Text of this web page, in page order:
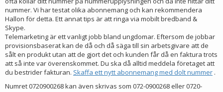
nummer. Vi har testat olika abonnemang och kan rekommendera
Hallon för detta. Ett annat tips är att ringa via mobilt bredband &
Skype.
Telemarketing är ett vanligt jobb bland ungdomar. Eftersom de jobbar
provisionsbaserat kan de då och då säga till sin arbetsgivare att de
sålt en produkt utan att de gjort det och kunden får då en faktura trots
att så inte var överenskommet. Du ska då alltid meddela företaget att
du bestrider fakturan. Skaffa ett nytt abonnemang med dolt nummer .
Numret 0720900268 kan även skrivas som 072-0900268 eller 0720-